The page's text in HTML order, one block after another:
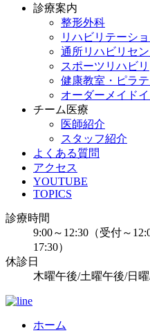
診療案内
整形外科
リハビリテーシ
通所リハビリセ
スポーツリハビリ
健康教室・ピラ
オーダーメイド
チーム医療
医師紹介
スタッフ紹介
よくある質問
アクセス
YOUTUBE
TOPICS
診療時間
9:00～12:30（受付～
17:30）
休診日
木曜午後/土曜午後/日曜
ホーム